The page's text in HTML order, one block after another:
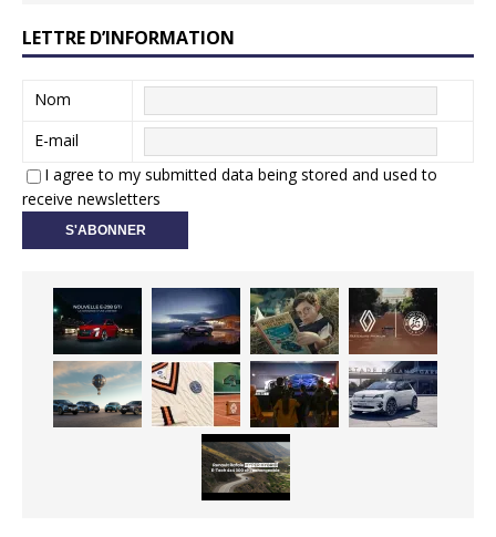
LETTRE D’INFORMATION
Nom
E-mail
I agree to my submitted data being stored and used to
receive newsletters